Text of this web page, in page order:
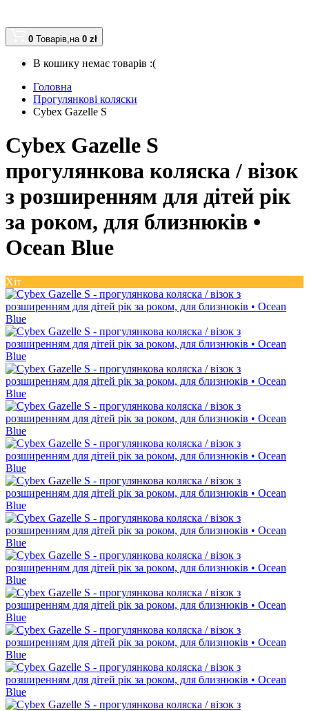
0 Товарів,на 0 zł
В кошику немає товарів :(
Головна
Прогулянкові коляски
Cybex Gazelle S
Cybex Gazelle S
прогулянкова коляска / візок
з розширенням для дітей рік
за роком, для близнюків •
Ocean Blue
Хіт